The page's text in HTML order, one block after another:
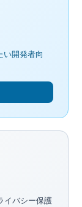
い開発者向
イバシー保護